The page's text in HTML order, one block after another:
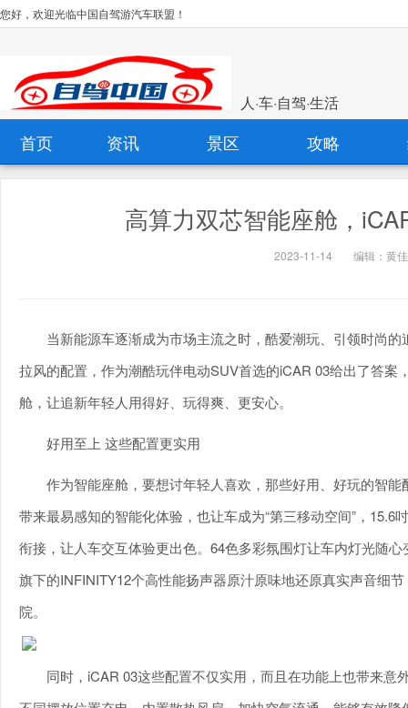
您好，欢迎光临中国自驾游汽车联盟！
人·车·自驾·生活
首页 资讯 景区 攻略
高算力双芯智能座舱，
2023-11-14 编辑：黄佳
当新能源车逐渐成为市场主流之时，酷爱潮玩、引领时尚
拉风的配置，作为潮酷玩伴电动SUV首选的iCAR 03给出了答
舱，让追新年轻人用得好、玩得爽、更安心。
好用至上 这些配置更实用
作为智能座舱，要想讨年轻人喜欢，那些好用、好玩的智
带来最易感知的智能化体验，也让车成为“第三移动空间”，
衔接，让人车交互体验更出色。64色多彩氛围灯让车内灯光随
旗下的INFINITY12个高性能扬声器原汁原味地还原真实声音细
院。
同时，iCAR 03这些配置不仅实用，而且在功能上也带来